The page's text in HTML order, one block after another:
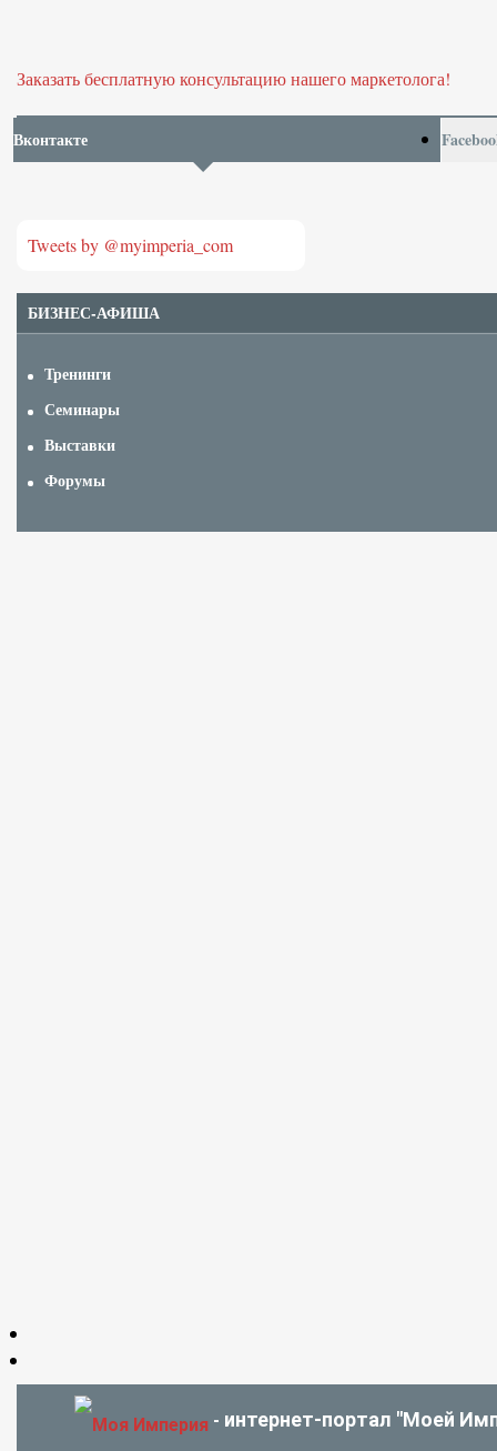
Заказать бесплатную консультацию нашего маркетолога!
Вконтакте
Tweets by @myimperia_com
БИЗНЕС-АФИША
Тренинги
Семинары
Выставки
Форумы
- интернет-портал "Моей